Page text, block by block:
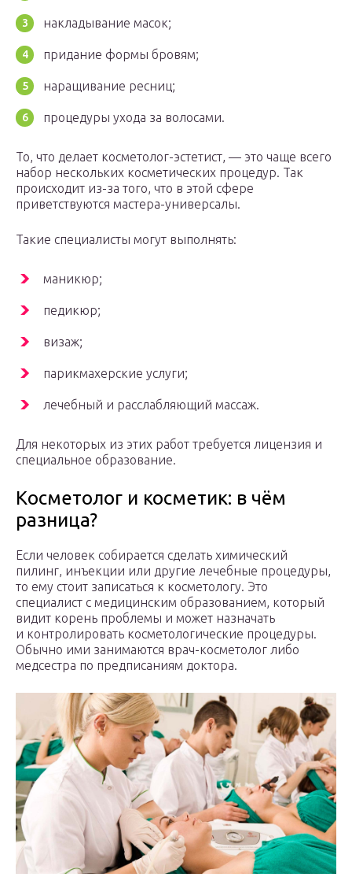
накладывание масок;
придание формы бровям;
наращивание ресниц;
процедуры ухода за волосами.
То, что делает косметолог-эстетист, — это чаще всего
набор нескольких косметических процедур. Так
происходит из-за того, что в этой сфере
приветствуются мастера-универсалы.
Такие специалисты могут выполнять:
маникюр;
педикюр;
визаж;
парикмахерские услуги;
лечебный и расслабляющий массаж.
Для некоторых из этих работ требуется лицензия и
специальное образование.
Косметолог и косметик: в чём
разница?
Если человек собирается сделать химический
пилинг, инъекции или другие лечебные процедуры,
то ему стоит записаться к косметологу. Это
специалист с медицинским образованием, который
видит корень проблемы и может назначать
и контролировать косметологические процедуры.
Обычно ими занимаются врач-косметолог либо
медсестра по предписаниям доктора.